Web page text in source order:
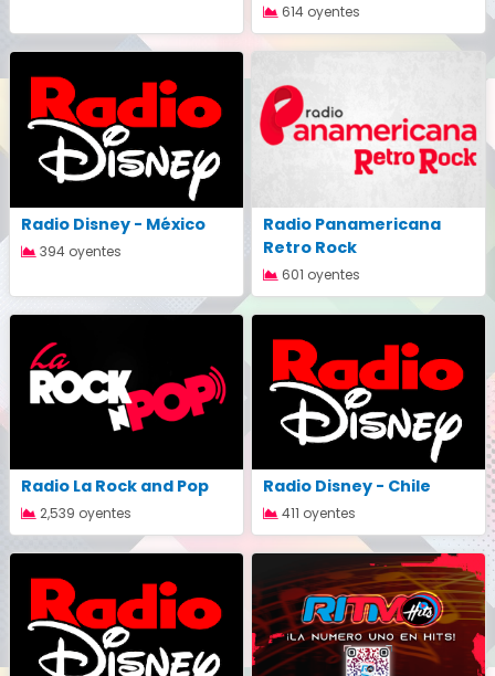
614 oyentes
Radio Disney - México
394 oyentes
Radio Panamericana
Retro Rock
601 oyentes
Radio La Rock and Pop
2,539 oyentes
Radio Disney - Chile
411 oyentes